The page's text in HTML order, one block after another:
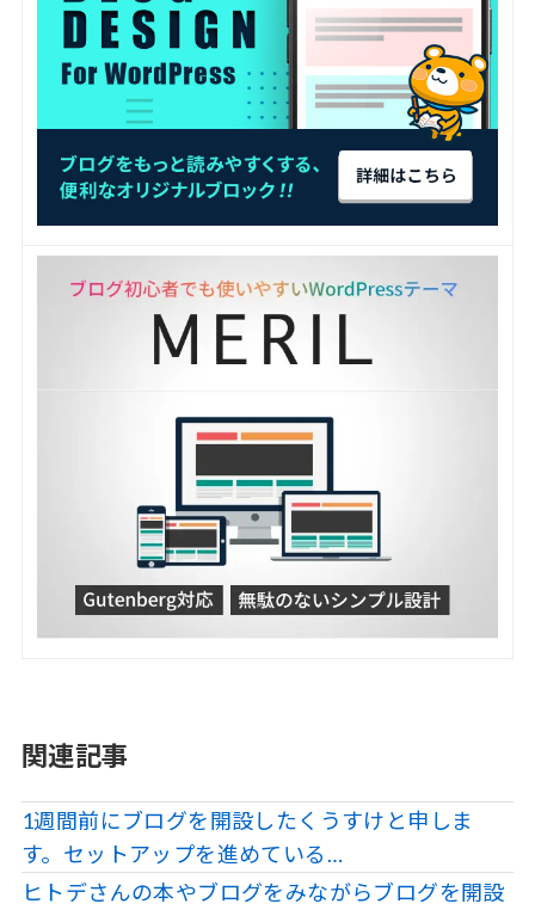
関連記事
1週間前にブログを開設したくうすけと申しま
す。セットアップを進めている…
ヒトデさんの本やブログをみながらブログを開設